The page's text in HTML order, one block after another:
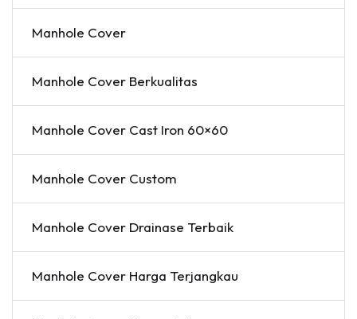
Manhole Cover
Manhole Cover Berkualitas
Manhole Cover Cast Iron 60×60
Manhole Cover Custom
Manhole Cover Drainase Terbaik
Manhole Cover Harga Terjangkau